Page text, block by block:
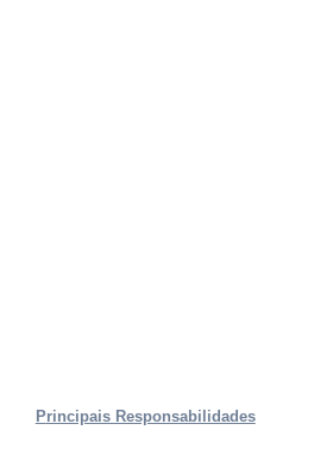
Principais Responsabilidades